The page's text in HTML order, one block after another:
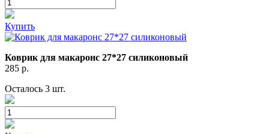
Купить
Коврик для макаронс 27*27 силиконовый
285 р.
Осталось 3 шт.